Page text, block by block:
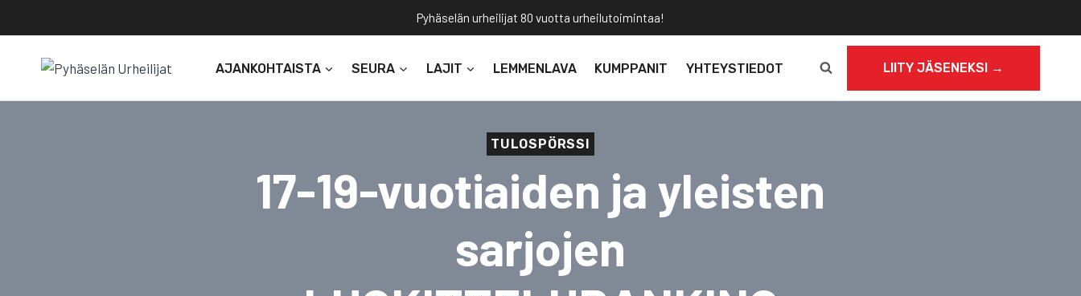
sisältöön
Pyhäselän urheilijat 80 vuotta urheilutoimintaa!
AJANKOHTAISTA SEURA LAJIT LEMMENLAVA KUMPPANIT YHTEYSTIEDOT LIITY JÄSENEKSI →
TULOSPÖRSSI
17-19-vuotiaiden ja yleisten
sarjojen